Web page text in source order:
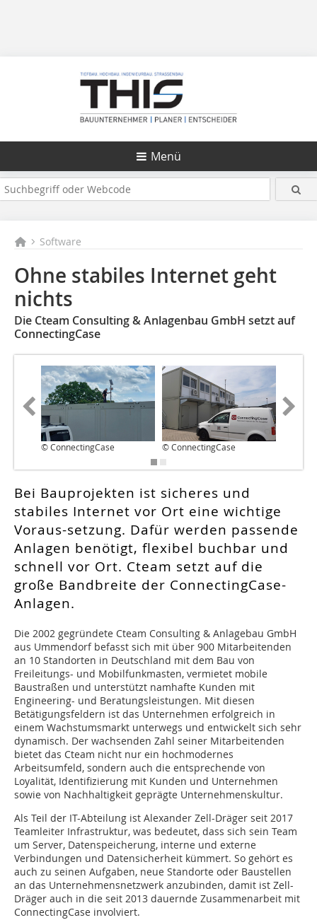
Menü
Software
Ohne stabiles Internet geht
nichts
Die Cteam Consulting & Anlagenbau GmbH setzt auf
ConnectingCase
© ConnectingCase © ConnectingCase
Bei Bauprojekten ist sicheres und
stabiles Internet vor Ort eine wichtige
Voraus-setzung. Dafür werden passende
Anlagen benötigt, flexibel buchbar und
schnell vor Ort. Cteam setzt auf die
große Bandbreite der ConnectingCase-
Anlagen.
Die 2002 gegründete Cteam Consulting & Anlagebau GmbH
aus Ummendorf befasst sich mit über 900 Mitarbeitenden
an 10 Standorten in Deutschland mit dem Bau von
Freileitungs- und Mobilfunkmasten, vermietet mobile
Baustraßen und unterstützt namhafte Kunden mit
Engineering- und Beratungsleistungen. Mit diesen
Betätigungsfeldern ist das Unternehmen erfolgreich in
einem Wachstumsmarkt unterwegs und entwickelt sich sehr
dynamisch. Der wachsenden Zahl seiner Mitarbeitenden
bietet das Cteam nicht nur ein hochmodernes
Arbeitsumfeld, sondern auch die entsprechende von
Loyalität, Identifizierung mit Kunden und Unternehmen
sowie von Nachhaltigkeit geprägte Unternehmenskultur.
Als Teil der IT-Abteilung ist Alexander Zell-Dräger seit 2017
Teamleiter Infrastruktur, was bedeutet, dass sich sein Team
um Server, Datenspeicherung, interne und externe
Verbindungen und Datensicherheit kümmert. So gehört es
auch zu seinen Aufgaben, neue Standorte oder Baustellen
an das Unternehmensnetzwerk anzubinden, damit ist Zell-
Dräger auch in die seit 2013 dauernde Zusammenarbeit mit
ConnectingCase involviert.